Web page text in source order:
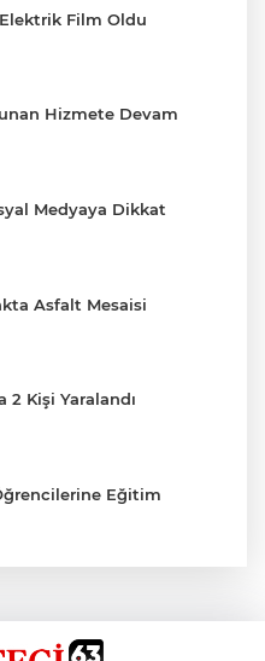
Elektrik Film Oldu
Hizmete Devam
Medyaya Dikkat
Asfalt Mesaisi
2 Kişi Yaralandı
Eğitim